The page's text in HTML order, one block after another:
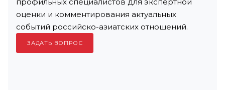
оценки и комментирования актуальных
событий российско-азиатских отношений.
ЗАДАТЬ ВОПРОС